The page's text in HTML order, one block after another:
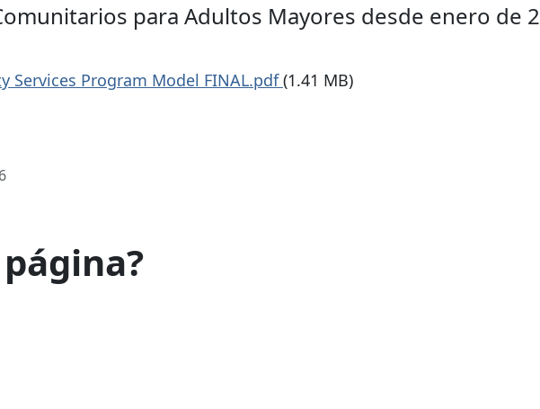
para Adultos Mayores desde enero de
Services Program Model FINAL.pdf(1.41 MB)